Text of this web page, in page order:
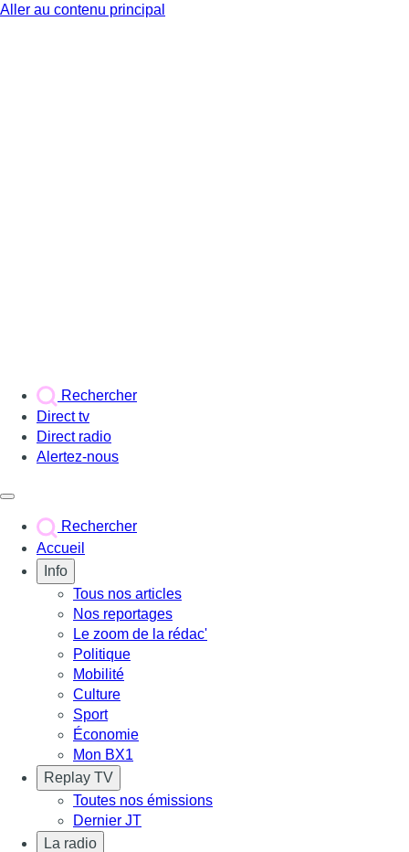
Aller au contenu principal
Rechercher
Direct tv
Direct radio
Alertez-nous
Rechercher
Accueil
Info
Tous nos articles
Nos reportages
Le zoom de la rédac'
Politique
Mobilité
Culture
Sport
Économie
Mon BX1
Replay TV
Toutes nos émissions
Dernier JT
La radio